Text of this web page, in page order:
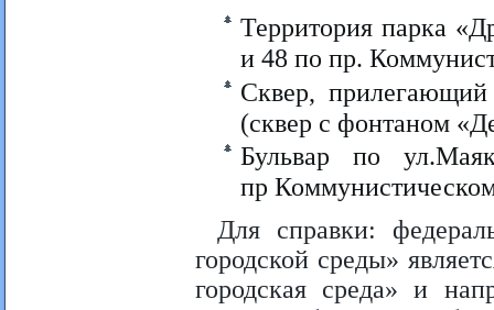
Территория парка
и 48 по пр.
Сквер,
(сквер с фонтаном
Бульвар по
пр
Для справки:
городской среды»
городская среда» и